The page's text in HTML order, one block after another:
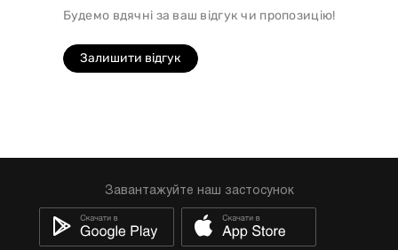
Будемо вдячні за ваш відгук чи пропозицію!
Залишити відгук
Завантажуйте наш застосунок